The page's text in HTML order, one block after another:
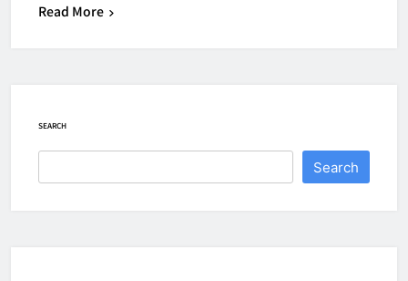
Read More
SEARCH
Search